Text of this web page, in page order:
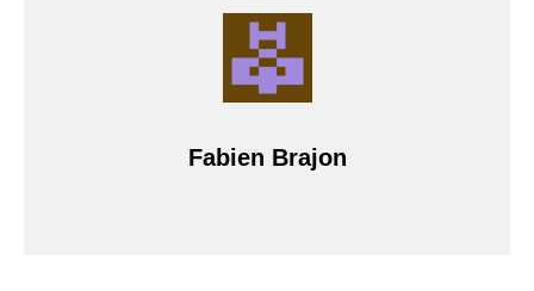
Fabien Brajon